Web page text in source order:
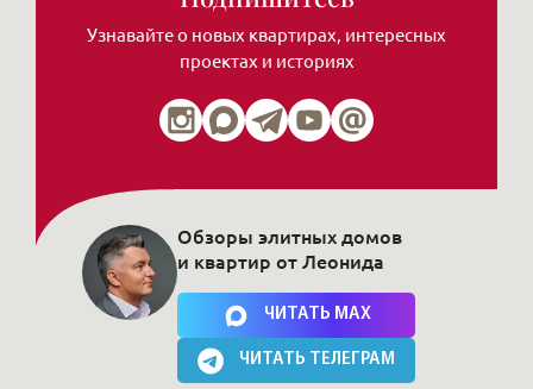
Узнавайте о новых квартирах, интересных
проектах и историях
Нажимая на кнопку, Вы соглашаетесь c политикой сайта
Обзоры элитных домов
и квартир от Леонида
ЧИТАТЬ MAX
ЧИТАТЬ ТЕЛЕГРАМ